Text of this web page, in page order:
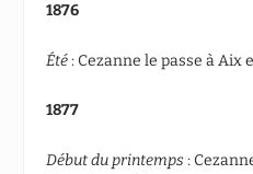
1876
Été: Cezanne le passe à Aix
1877
Début du printemps: